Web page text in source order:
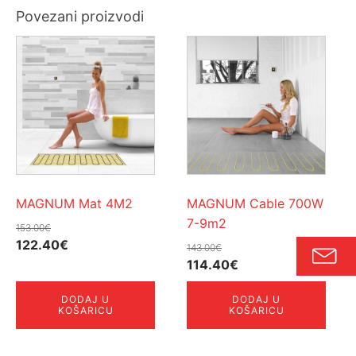
Povezani proizvodi
MAGNUM Mat 4M2
153.00€
Izvorna
bila
122.40€
je:
122.40€.
DODAJ U
KOŠARICU
MAGNUM Cable 700W
7-9m2
143.00€
Izvorna
cijena
114.40€
cijena
je:
DODAJ U
KOŠARICU